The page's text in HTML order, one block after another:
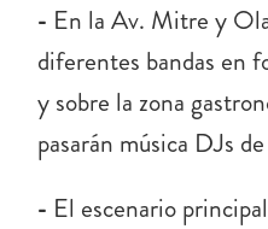
- En la Av. Mitre y
diferentes bandas en
y sobre la zona
pasarán música DJs
- El escenario